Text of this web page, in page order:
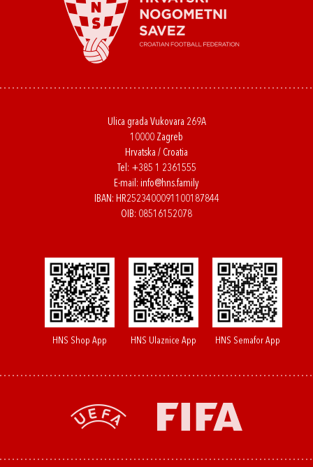
Ulica grada Vukovara 269A
10000 Zagreb
Hrvatska / Croatia
Tel: +385 1 2361555
E-mail: info@hns.family
IBAN: HR2523400091100187844
OIB: 08516152078
HNS Shop App HNS Ulaznice App HNS Semafor App